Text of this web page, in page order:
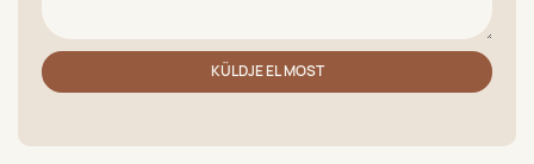
KÜLDJE EL MOST